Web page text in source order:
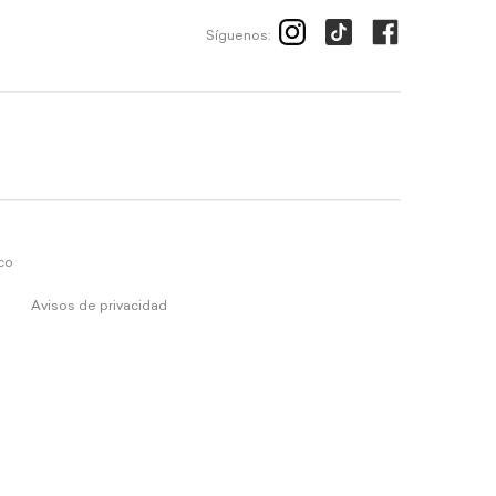
Síguenos:
Avisos de privacidad